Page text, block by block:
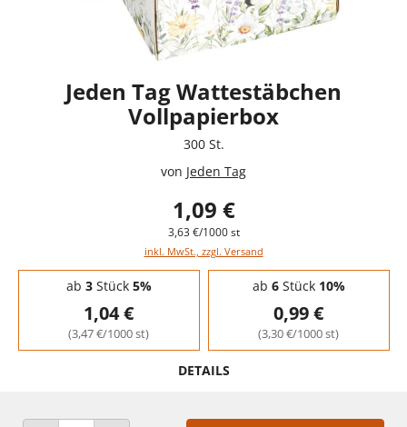
Jeden Tag Wattestäbchen
Vollpapierbox
300 St.
von Jeden Tag
1,09 €
3,63 €/1000 st
inkl. MwSt., zzgl. Versand
Staffelpreise - Mengenrabatt
ab 3Stück 5%
1,04 €
(3,47 €/1000 st)
ab 6Stück 10%
0,99 €
(3,30 €/1000 st)
DETAILS